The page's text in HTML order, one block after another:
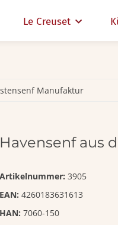
Le Creuset
Manufaktur
Havensenf aus
Artikelnummer: 3905
EAN: 4260183631613
HAN: 7060-150